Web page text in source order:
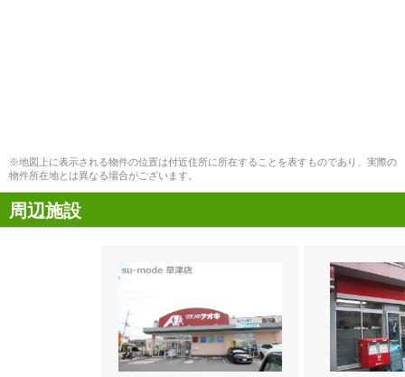
※地図上に表示される物件の位置は付近住所に所在することを表すものであり、実際の
物件所在地とは異なる場合がございます。
周辺施設